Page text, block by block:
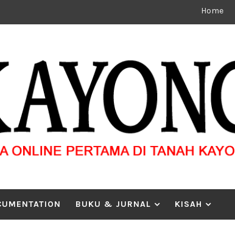
Home
BUKU & JURNAL KISAH